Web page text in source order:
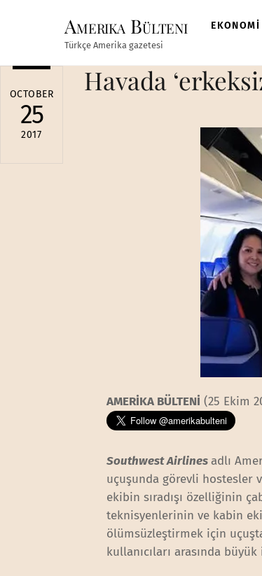
Amerika Bülteni
Türkçe Amerika gazetesi
EKONOMİ
OCTOBER
25
2017
Havada
AMERİKA BÜLTENİ (25 Ekim
Southwest Airlinesadlı
uçuşunda görevli hostesler
ekibin sıradışı özelliğinin
teknisyenlerinin ve kabin
ölümsüzleştirmek için
kullanıcıları arasında